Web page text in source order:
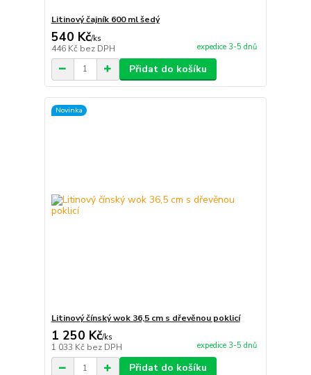
Litinový čajník 600 ml šedý
540 Kč/ks
446 Kč bez DPH expedice 3-5 dnů
Přidat do košíku
Novinka
Litinový čínský wok 36,5 cm s dřevěnou poklicí
1 250 Kč/ks
1 033 Kč bez DPH expedice 3-5 dnů
Přidat do košíku